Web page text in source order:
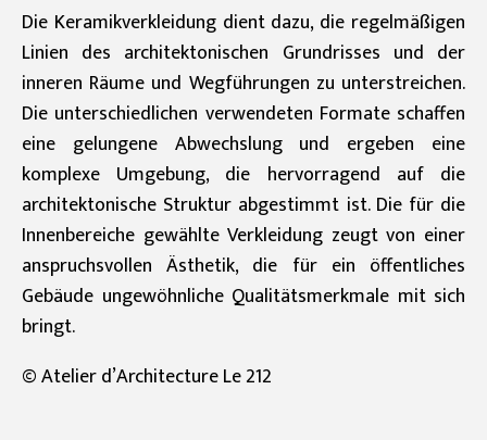
Die Keramikverkleidung dient dazu, die regelmäßigen
Linien des architektonischen Grundrisses und der
inneren Räume und Wegführungen zu unterstreichen.
Die unterschiedlichen verwendeten Formate schaffen
eine gelungene Abwechslung und ergeben eine
komplexe Umgebung, die hervorragend auf die
architektonische Struktur abgestimmt ist. Die für die
Innenbereiche gewählte Verkleidung zeugt von einer
anspruchsvollen Ästhetik, die für ein öffentliches
Gebäude ungewöhnliche Qualitätsmerkmale mit sich
bringt.
© Atelier d’Architecture Le 212